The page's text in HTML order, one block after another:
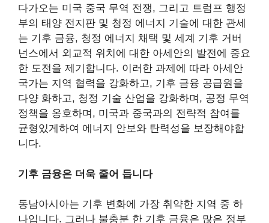
다가오는 미국 중국 무역 전쟁, 그리고 트럼프 행정
부의 태양 전지판 및 청정 에너지 기술에 대한 관세
는 기후 금융, 청정 에너지 채택 및 세계 기후 거버
넌스에서 외교적 위치에 대한 아세안의 발전에 중요
한 도전을 제기합니다. 이러한 과제에 따라 아세안
국가는 지역 협력을 강화하고, 기후 금융 공급원을
다양 화하고, 청정 기술 산업을 강화하며, 공정 무역
정책을 옹호하며, 미국과 중국과의 전략적 참여를
균형있게하여 에너지 안보와 탄력성을 보장해야합
니다.
기후 금융은 더욱 줄어 듭니다
동남아시아는 기후 변화에 가장 취약한 지역 중 하
나입니다. 그러나 불충분 한 기후 금융은 많은 정부